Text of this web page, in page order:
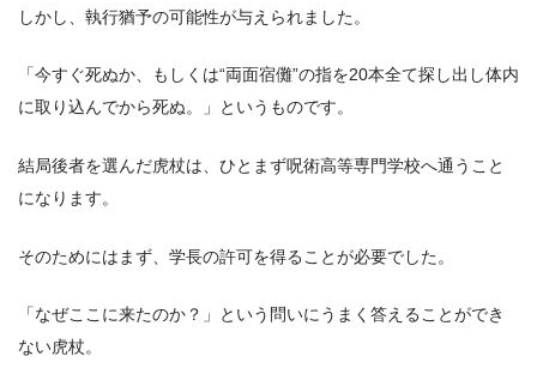
しかし、執行猶予の可能性が与えられました。
「今すぐ死ぬか、もしくは“両面宿儺”の指を20本全て探し出し体内
に取り込んでから死ぬ。」というものです。
結局後者を選んだ虎杖は、ひとまず呪術高等専門学校へ通うこと
になります。
そのためにはまず、学長の許可を得ることが必要でした。
「なぜここに来たのか？」という問いにうまく答えることができ
ない虎杖。